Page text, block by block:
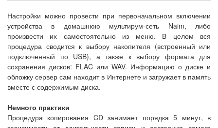
Настройки можно провести при первоначальном включении
устройства в домашнюю мультирум-сеть Naim, либо
произвести их самостоятельно из меню. В целом вся
процедура сводится к выбору накопителя (встроенный или
подключенный по USB), а также к выбору формата для
сохранения дисков: FLAC или WAV. Информацию о диске и
обложку сервер сам находит в Интернете и загружает в память
вместе с содержимым диска.
Немного практики
Процедура копирования CD занимает порядка 5 минут, в